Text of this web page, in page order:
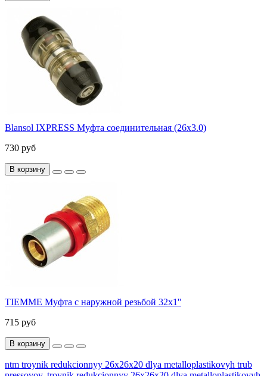
Blansol IXPRESS Муфта соединительная (26х3.0)
730 руб
В корзину
TIEMME Муфта с наружной резьбой 32x1''
715 руб
В корзину
ntm troynik redukcionnyy 26x26x20 dlya metalloplastikovyh trub